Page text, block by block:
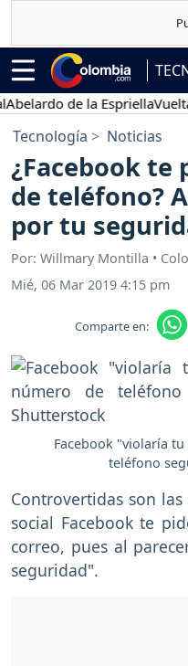
de la EspriellaVuelta a
Tecnología Noticias
¿Facebook te
de teléfono?
por tu
Por: Willmary Montilla •
Mié, 06 Mar 2019 4:15 pm
Comparte en:
Facebook "violaría
teléfono
Controvertidas son
social Facebook te
correo, pues al
seguridad".